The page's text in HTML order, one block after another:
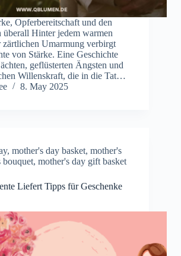
Opferbereitschaft und den
Hinter jedem warmen
zärtlichen Umarmung verbirgt
von Stärke. Eine Geschichte
geflüsterten Ängsten und
Willenskraft, die in die Tat…
8. May 2025
, mother's day basket, mother's
bouquet, mother's day gift basket
Liefert Tipps für Geschenke